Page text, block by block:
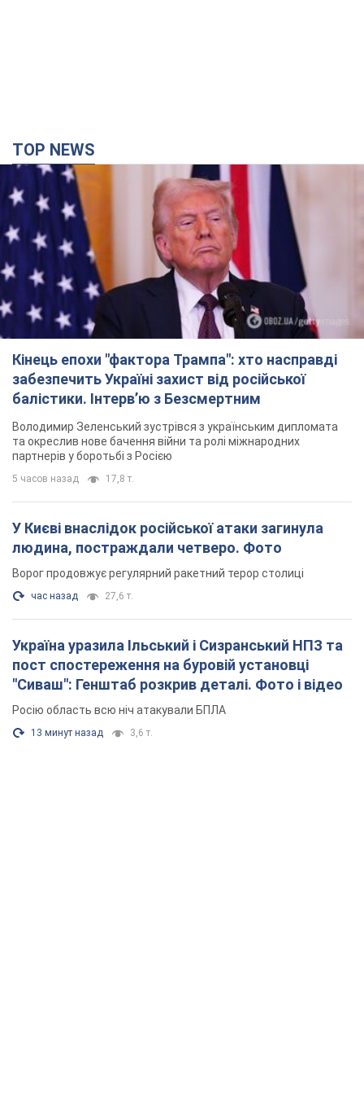
TOP NEWS
Кінець епохи "фактора Трампа": хто насправді
забезпечить Україні захист від російської
балістики. Інтерв’ю з Безсмертним
Володимир Зеленський зустрівся з українським дипломата
та окреслив нове бачення війни та ролі міжнародних
партнерів у боротьбі з Росією
5 часов назад 17,8 т.
У Києві внаслідок російської атаки загинула
людина, постраждали четверо. Фото
Ворог продовжує регулярний ракетний терор столиці
час назад 27,6 т.
Україна уразила Ільський і Сизранський НПЗ та
пост спостереження на буровій установці
"Сиваш": Генштаб розкрив деталі. Фото і відео
Росію область всю ніч атакували БПЛА
13 минут назад 3,6 т.